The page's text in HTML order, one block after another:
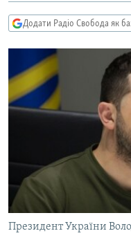
СПОРТ
СВІТ
ТИ ЯК?
КИТАЙ.ВИКЛИКИ
МУЛЬТИМЕДІА
ФОТО
ПОДКАСТИ
КРИМ РЕАЛІЇ
РУС
Додати Радіо Свобода як
Президент України